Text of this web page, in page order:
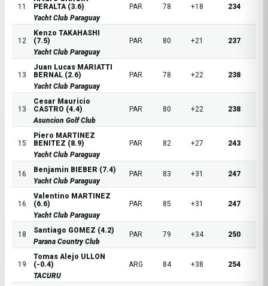
11
PERALTA (3.6)
Yacht Club Paraguay
PAR 78 +18 234
12
Kenzo TAKAHASHI
(7.5)
Yacht Club Paraguay
PAR 80 +21 237
13
Juan Lucas MARIATTI
BERNAL (2.6)
Yacht Club Paraguay
PAR 78 +22 238
13
Cesar Mauricio
CASTRO (4.4)
Asuncion Golf Club
PAR 80 +22 238
15
Piero MARTINEZ
BENITEZ (8.9)
Yacht Club Paraguay
PAR 82 +27 243
16
Benjamin BIEBER (7.4)
Yacht Club Paraguay
PAR 83 +31 247
16
Valentino MARTINEZ
(6.6)
Yacht Club Paraguay
PAR 85 +31 247
18
Santiago GOMEZ (4.2)
Parana Country Club
PAR 79 +34 250
19
Tomas Alejo ULLON
(-0.4)
TACURU
ARG 84 +38 254